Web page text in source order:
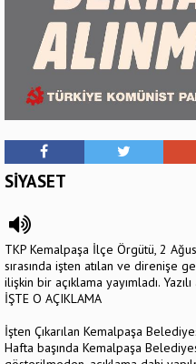
SİYASET
TKP Kemalpaşa İlçe Örgütü, 2
sırasında işten atılan ve direnişe
ilişkin bir açıklama yayımladı.
İŞTE O AÇIKLAMA
İşten Çıkarılan Kemalpaşa
Hafta başında Kemalpaşa